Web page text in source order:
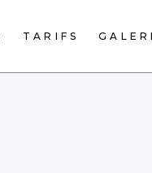
TARIFS